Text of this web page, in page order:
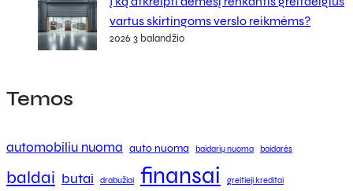
vartus skirtingoms verslo reikmėms?
2026 3 balandžio
Temos
automobiliu nuoma auto nuoma baidarių nuoma baidarės
baldai butai drabužiai finansai greitieji kreditai